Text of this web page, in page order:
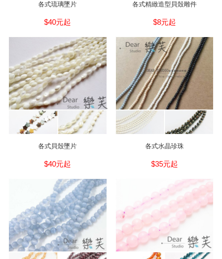
各式琉璃墜片
$40元起
各式精緻造型貝殼雕件
$8元起
各式貝殼墜片
$40元起
各式水晶珍珠
$35元起